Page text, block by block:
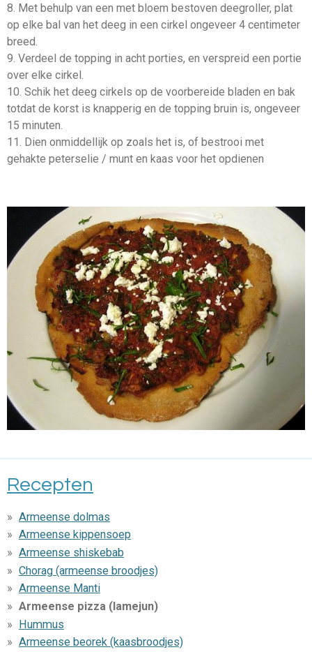
8. Met behulp van een met bloem bestoven deegroller, plat
op elke bal van het deeg in een cirkel ongeveer 4 centimeter
breed.
9. Verdeel de topping in acht porties, en verspreid een portie
over elke cirkel.
10. Schik het deeg cirkels op de voorbereide bladen en bak
totdat de korst is knapperig en de topping bruin is, ongeveer
15 minuten.
11. Dien onmiddellijk op zoals het is, of bestrooi met
gehakte peterselie / munt en kaas voor het opdienen
Recepten
Armeense dolmas
Armeense kippensoep
Armeense shiskebab
Chorag (armeense broodjes)
Armeense Manti
Armeense pizza (lamejun)
Hummus
Armeense beorek (kaasbroodjes)